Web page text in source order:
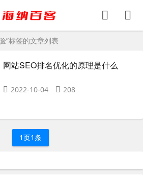
”标签的文章列表
网站SEO排名优化的原理是什么
2022-10-04 208
1页1条